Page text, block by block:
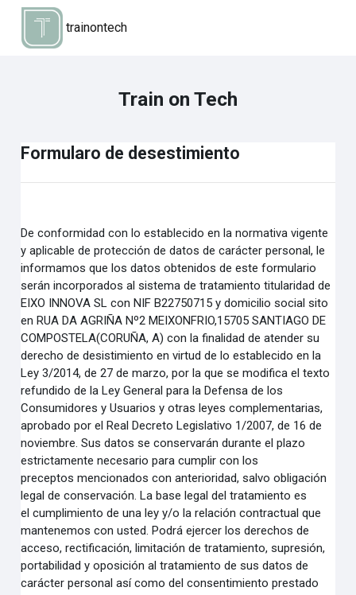
Salta al contenido principal
trainontech
Train on Tech
Formularo de desestimiento
De conformidad con lo establecido en la normativa vigente
y aplicable de protección de datos de carácterpersonal, le
informamos que los datos obtenidos de este formulario
serán incorporados al sistema detratamiento titularidad de
EIXO INNOVA SL con NIF B22750715 y domicilio social sito
en RUA DAAGRIÑA Nº2 MEIXONFRIO,15705 SANTIAGO DE
COMPOSTELA(CORUÑA, A) con la finalidad deatender su
derecho de desistimiento en virtud de lo establecido en la
Ley 3/2014, de 27 de marzo, por laque se modifica el texto
refundido de la Ley General para la Defensa de los
Consumidores y Usuarios yotras leyes complementarias,
aprobado por el Real Decreto Legislativo 1/2007, de 16 de
noviembre. Susdatos se conservarán durante el plazo
estrictamente necesario para cumplir con los
preceptosmencionados con anterioridad, salvo obligación
legal de conservación. La base legal del tratamiento es
elcumplimiento de una ley y/o la relación contractual que
mantenemos con usted.Podrá ejercer los derechos de
acceso, rectificación, limitación de tratamiento, supresión,
portabilidad yoposición al tratamiento de sus datos de
carácter personal así como del consentimiento prestado